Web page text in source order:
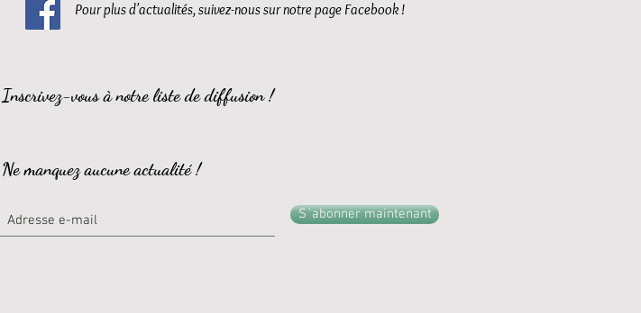
Inscrivez-vous à notre liste de diffusion !
Ne manquez aucune actualité !
S`abonner maintenant
Pour plus d'actualités, suivez-nous sur notre page Facebook !